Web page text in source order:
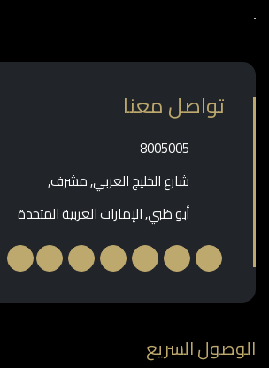
تواصل معنا
‎8005005‎
شارع الخليج العربي, مشرف,
أبو ظبي, الإمارات العربية المتحدة
السريع